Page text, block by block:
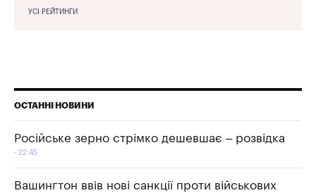
УСІ РЕЙТИНГИ
ОСТАННІ НОВИНИ
Російське зерно стрімко дешевшає – розвідка
22:45
Вашингтон ввів нові санкції проти військових